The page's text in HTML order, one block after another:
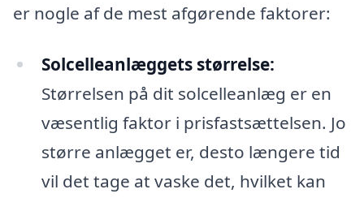
er nogle af de mest afgørende faktorer:
Solcelleanlæggets størrelse:
Størrelsen på dit solcelleanlæg er en
væsentlig faktor i prisfastsættelsen. Jo
større anlægget er, desto længere tid
vil det tage at vaske det, hvilket kan